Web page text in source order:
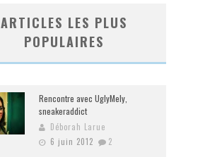
ARTICLES LES PLUS
POPULAIRES
Rencontre avec UglyMely,
sneakeraddict
Déborah Larue
6 juin 2012
2